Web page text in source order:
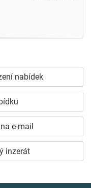
nabídek
e-mail
inzerát